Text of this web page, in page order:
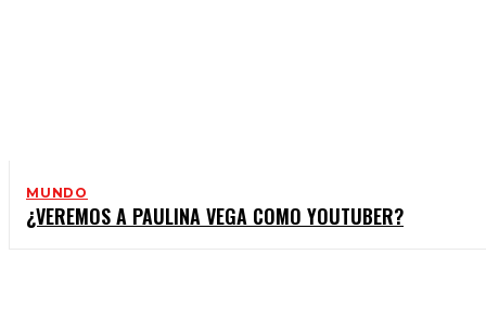
MUNDO
¿VEREMOS A PAULINA VEGA COMO YOUTUBER?